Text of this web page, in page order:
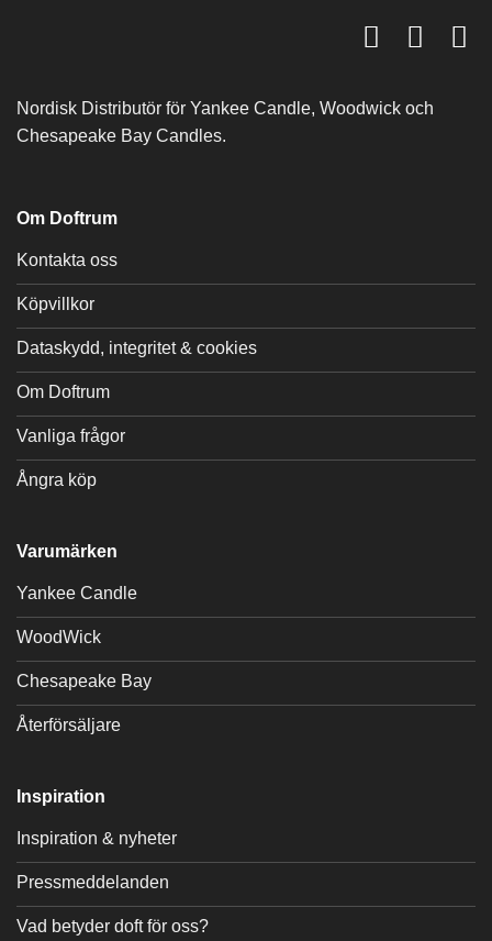
Nordisk Distributör för Yankee Candle, Woodwick och
Chesapeake Bay Candles.
Om Doftrum
Kontakta oss
Köpvillkor
Dataskydd, integritet & cookies
Om Doftrum
Vanliga frågor
Ångra köp
Varumärken
Yankee Candle
WoodWick
Chesapeake Bay
Återförsäljare
Inspiration
Inspiration & nyheter
Pressmeddelanden
Vad betyder doft för oss?